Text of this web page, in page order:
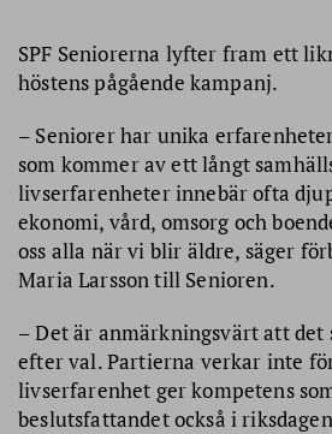
SPF Seniorerna lyfter fram ett
höstens pågående kampanj.
– Seniorer har unika
som kommer av ett långt
livserfarenheter innebär ofta
ekonomi, vård, omsorg och
oss alla när vi blir äldre, säger
Maria Larsson till Senioren.
– Det är anmärkningsvärt att det
efter val. Partierna verkar inte
livserfarenhet ger kompetens
beslutsfattandet också i